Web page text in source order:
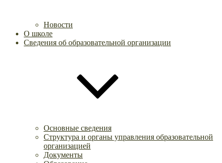
Новости
О школе
Сведения об образовательной организации
Основные сведения
Структура и органы управления образовательной
организацией
Документы